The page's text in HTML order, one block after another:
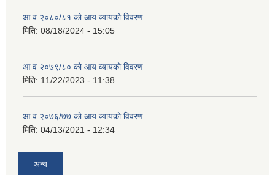
आ व २०८०/८१ को आय व्यायको विवरण
मिति: 08/18/2024 - 15:05
आ व २०७९/८० को आय व्यायको विवरण
मिति: 11/22/2023 - 11:38
आ व २०७६/७७ को आय व्यायको विवरण
मिति: 04/13/2021 - 12:34
अन्य